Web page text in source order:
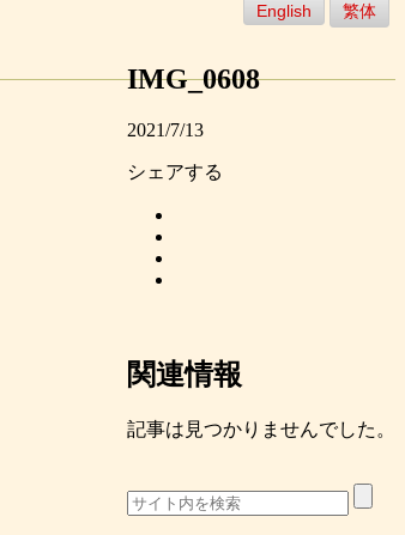
English 繁体
IMG_0608
2021/7/13
シェアする
関連情報
記事は見つかりませんでした。